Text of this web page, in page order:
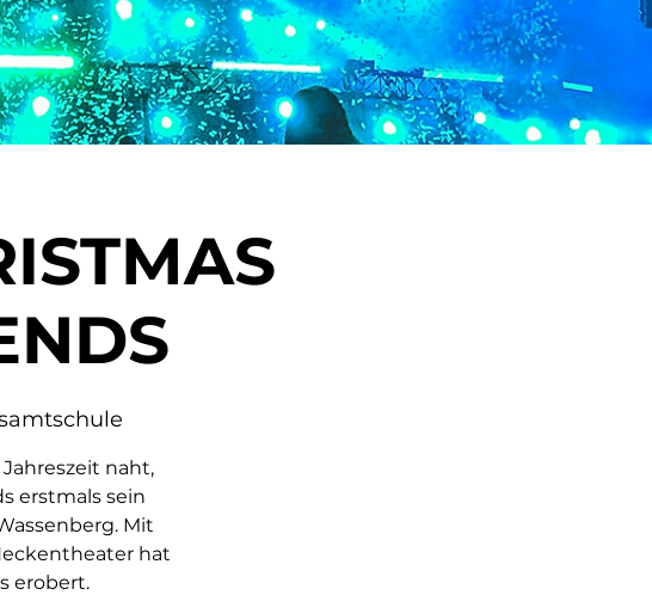
naht,
erstmals sein
Mit
hat
erobert.